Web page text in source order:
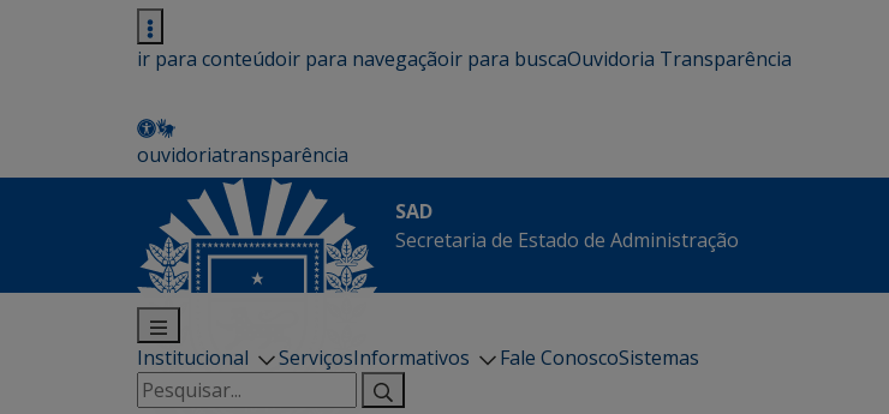
ir para conteúdoir para navegaçãoir para buscaOuvidoria Transparência
ouvidoriatransparência
SAD
Secretaria de Estado de Administração
Institucional ServiçosInformativos Fale ConoscoSistemas
Pesquisar